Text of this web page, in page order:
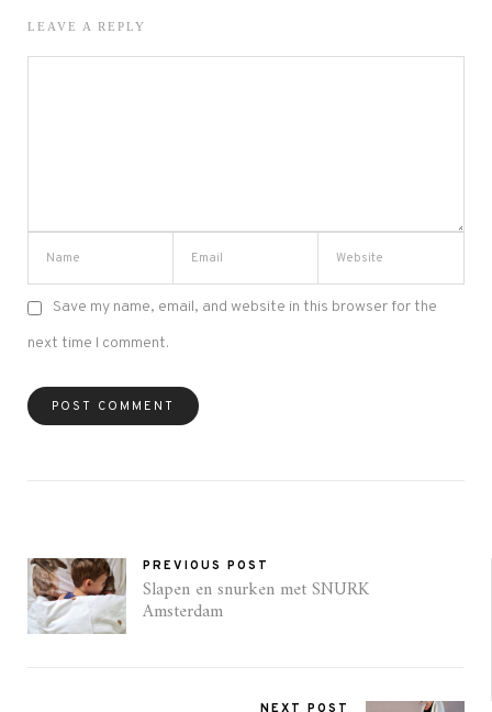
LEAVE A REPLY
Save my name, email, and website in this browser for the
next time I comment.
PREVIOUS POST
Slapen en snurken met SNURK
Amsterdam
NEXT POST